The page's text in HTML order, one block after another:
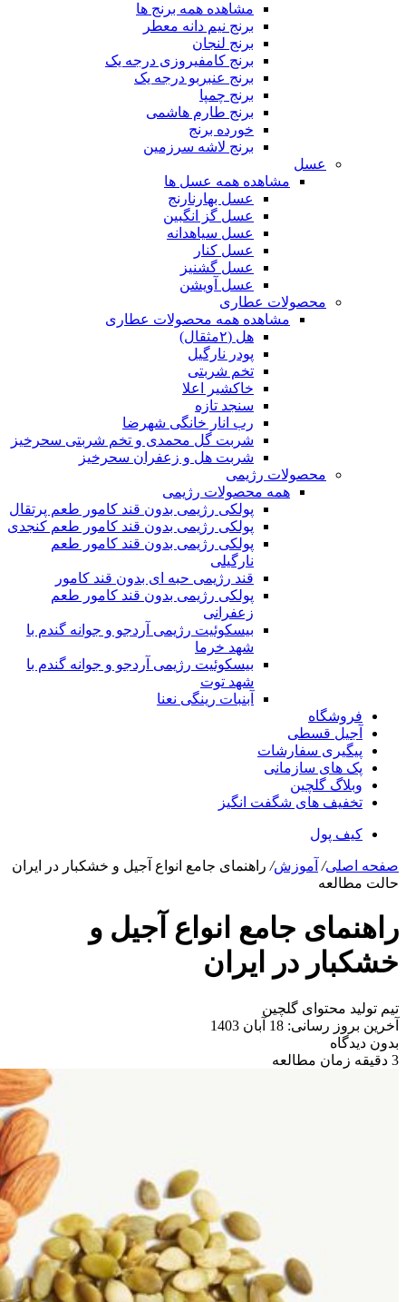
مشاهده همه برنج ها
برنج نیم دانه معطر
برنج لنجان
برنج کامفیروزی درجه یک
برنج عنبربو درجه یک
برنج چمپا
برنج طارم هاشمی
خورده برنج
برنج لاشه سرزمین
عسل
مشاهده همه عسل ها
عسل بهارنارنج
عسل گز انگبین
عسل سیاهدانه
عسل کنار
عسل گشنیز
عسل آویشن
محصولات عطاری
مشاهده همه محصولات عطاری
هل (۲مثقال)
پودر نارگیل
تخم شربتی
خاکشیر اعلا
سنجد تازه
رب انار خانگی شهرضا
شربت گل محمدی و تخم شربتی سحرخیز
شربت هل و زعفران سحرخیز
محصولات رژیمی
همه محصولات رژیمی
پولکی رژیمی بدون قند کامور طعم پرتقال
پولکی رژیمی بدون قند کامور طعم کنجدی
پولکی رژیمی بدون قند کامور طعم
نارگیلی
قند رژیمی حبه ای بدون قند کامور
پولکی رژیمی بدون قند کامور طعم
زعفرانی
بيسکوئيت رژیمی آردجو و جوانه گندم با
شهد خرما
بيسکوئيت رژیمی آردجو و جوانه گندم با
شهد توت
آبنبات رینگی نعنا
فروشگاه
آجیل قسطی
پیگیری سفارشات
پک های سازمانی
وبلاگ گلچین
تخفیف های شگفت انگیز
کیف پول
صفحه اصلی/ آموزش/ راهنمای جامع انواع آجیل و خشکبار در ایران
حالت مطالعه
راهنمای جامع انواع آجیل و
خشکبار در ایران
تیم تولید محتوای گلچین
آخرین بروز رسانی: 18 آبان 1403
بدون دیدگاه
3 دقیقه زمان مطالعه